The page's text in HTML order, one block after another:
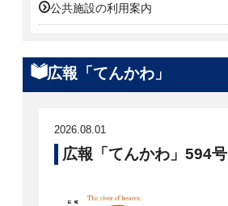
公共施設の利用案内
広報「てんかわ」
2026.08.01
広報「てんかわ」594号